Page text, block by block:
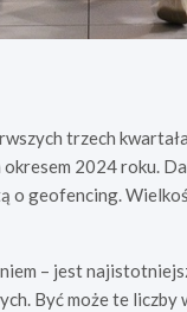
trzech
2024 roku.
geofencing.
– jest
Być może te